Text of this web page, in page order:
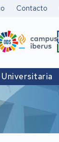
Contacto
Universitaria